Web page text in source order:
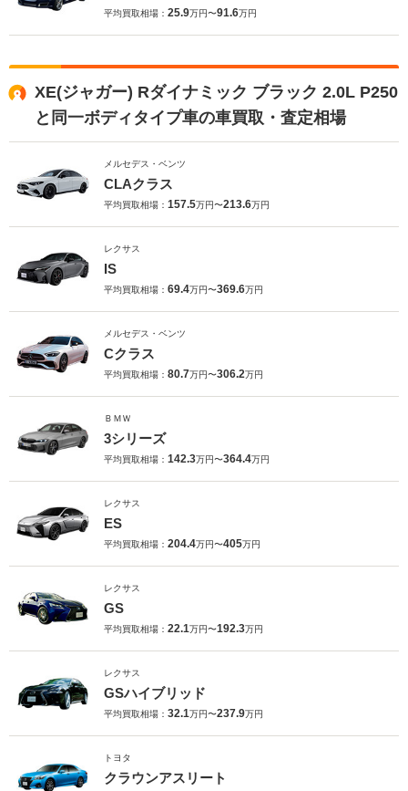
平均買取相場： 25.9万円〜91.6万円
XE(ジャガー) Rダイナミック ブラック 2.0L P250
と同一ボディタイプ車の車買取・査定相場
メルセデス・ベンツ
CLAクラス
平均買取相場： 157.5万円〜213.6万円
レクサス
IS
平均買取相場： 69.4万円〜369.6万円
メルセデス・ベンツ
Cクラス
平均買取相場： 80.7万円〜306.2万円
ＢＭＷ
3シリーズ
平均買取相場： 142.3万円〜364.4万円
レクサス
ES
平均買取相場： 204.4万円〜405万円
レクサス
GS
平均買取相場： 22.1万円〜192.3万円
レクサス
GSハイブリッド
平均買取相場： 32.1万円〜237.9万円
トヨタ
クラウンアスリート